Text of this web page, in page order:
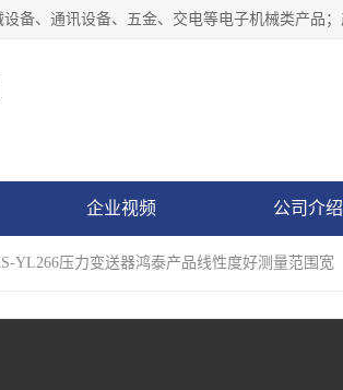
企业视频 公司介绍
YL266压力变送器鸿泰产品线性度好测量范围宽